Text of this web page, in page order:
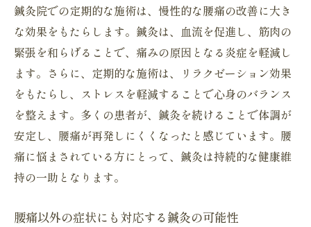
鍼灸院での定期的な施術は、慢性的な腰痛の改善に大き
な効果をもたらします。鍼灸は、血流を促進し、筋肉の
緊張を和らげることで、痛みの原因となる炎症を軽減し
ます。さらに、定期的な施術は、リラクゼーション効果
をもたらし、ストレスを軽減することで心身のバランス
を整えます。多くの患者が、鍼灸を続けることで体調が
安定し、腰痛が再発しにくくなったと感じています。腰
痛に悩まされている方にとって、鍼灸は持続的な健康維
持の一助となります。
腰痛以外の症状にも対応する鍼灸の可能性